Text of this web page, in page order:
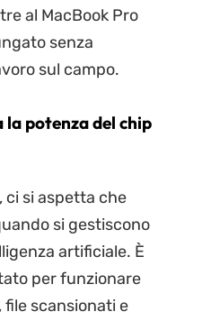
al MacBook Pro
senza
sul campo.
la potenza del chip
ci si aspetta che
si gestiscono
artificiale. È
per funzionare
file scansionati e